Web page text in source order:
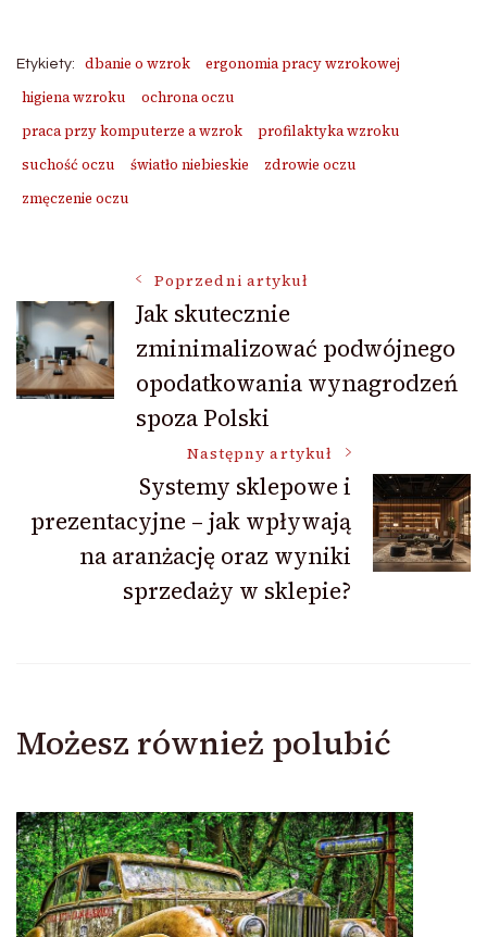
Etykiety: dbanie o wzrok
ergonomia pracy wzrokowej
higiena wzroku
ochrona oczu
praca przy komputerze a wzrok
profilaktyka wzroku
suchość oczu
światło niebieskie
zdrowie oczu
zmęczenie oczu
Nawigacja
wpisu
Poprzedni artykuł
Jak skutecznie
zminimalizować podwójnego
opodatkowania wynagrodzeń
spoza Polski
Następny artykuł
Systemy sklepowe i
prezentacyjne – jak wpływają
na aranżację oraz wyniki
sprzedaży w sklepie?
Możesz również polubić